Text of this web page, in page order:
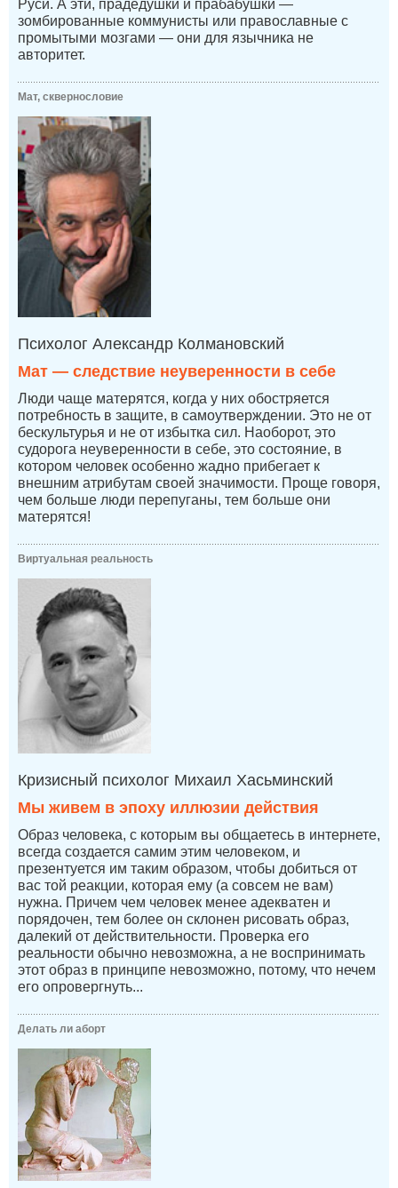
Руси. А эти, прадедушки и прабабушки —
зомбированные коммунисты или православные с
промытыми мозгами — они для язычника не
авторитет.
Мат, сквернословие
Психолог Александр Колмановский
Мат — следствие неуверенности в себе
Люди чаще матерятся, когда у них обостряется
потребность в защите, в самоутверждении. Это не от
бескультурья и не от избытка сил. Наоборот, это
судорога неуверенности в себе, это состояние, в
котором человек особенно жадно прибегает к
внешним атрибутам своей значимости. Проще говоря,
чем больше люди перепуганы, тем больше они
матерятся!
Виртуальная реальность
Кризисный психолог Михаил Хасьминский
Мы живем в эпоху иллюзии действия
Образ человека, с которым вы общаетесь в интернете,
всегда создается самим этим человеком, и
презентуется им таким образом, чтобы добиться от
вас той реакции, которая ему (а совсем не вам)
нужна. Причем чем человек менее адекватен и
порядочен, тем более он склонен рисовать образ,
далекий от действительности. Проверка его
реальности обычно невозможна, а не воспринимать
этот образ в принципе невозможно, потому, что нечем
его опровергнуть...
Делать ли аборт